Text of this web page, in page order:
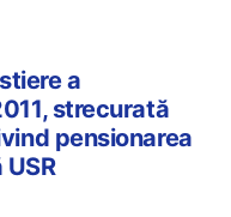
a
strecurată
pensionarea